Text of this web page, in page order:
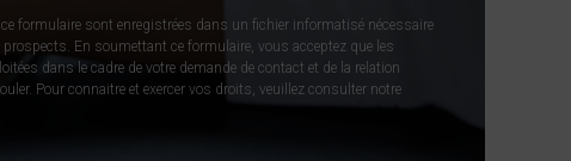
formulaire sont enregistrées dans un fichier informatisé nécessaire
En soumettant ce formulaire, vous acceptez que les
dans le cadre de votre demande de contact et de la relation
Pour connaitre et exercer vos droits, veuillez consulter notre